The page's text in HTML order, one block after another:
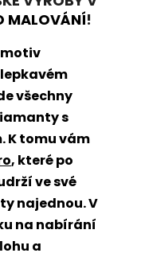
MALOVÁNÍ!
motiv
všechny
s
K tomu vám
, které po
ve své
najednou. V
na nabírání
a